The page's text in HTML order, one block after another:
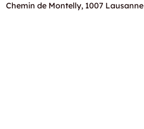
Chemin de Montelly, 1007 Lausanne